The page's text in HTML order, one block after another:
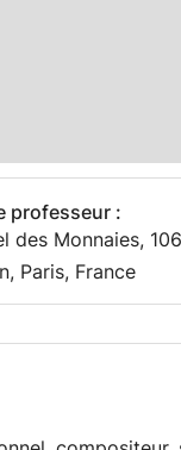
professeur :
des Monnaies,
Paris, France